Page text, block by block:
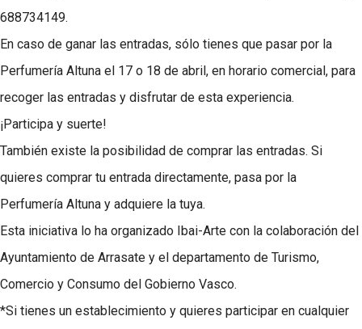
688734149.
En caso de ganar las entradas, sólo tienes que pasar por la
Perfumería Altuna el 17 o 18 de abril, en horario comercial, para
recoger las entradas y disfrutar de esta experiencia.
¡Participa y suerte!
También existe la posibilidad de comprar las entradas. Si
quieres comprar tu entrada directamente, pasa por la
Perfumería Altuna y adquiere la tuya.
Esta iniciativa lo ha organizado Ibai-Arte con la colaboración del
Ayuntamiento de Arrasate y el departamento de Turismo,
Comercio y Consumo del Gobierno Vasco.
*Si tienes un establecimiento y quieres participar en cualquier